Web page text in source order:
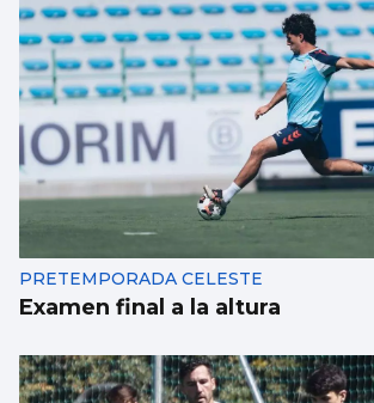
PRETEMPORADA CELESTE
Examen final a la altura